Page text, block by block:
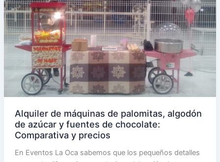
Alquiler de máquinas de palomitas, algodón
de azúcar y fuentes de chocolate:
Comparativa y precios
En Eventos La Oca sabemos que los pequeños detalles